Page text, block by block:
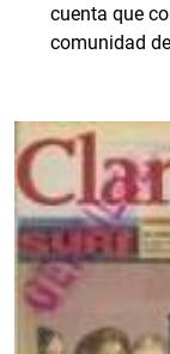
cuenta que
comunidad